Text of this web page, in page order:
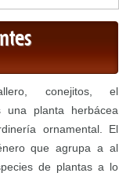
conejitos, el
una planta herbácea
ornamental. El
que agrupa a al
de plantas a lo